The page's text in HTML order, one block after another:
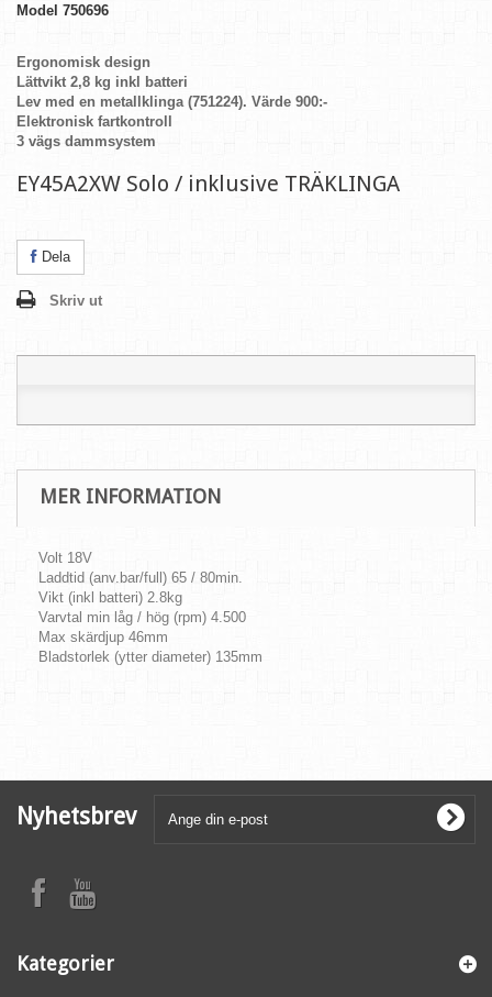
Model 750696
Ergonomisk design
Lättvikt 2,8 kg inkl batteri
Lev med en metallklinga (751224). Värde 900:-
Elektronisk fartkontroll
3 vägs dammsystem
EY45A2XW Solo / inklusive TRÄKLINGA
Dela
Skriv ut
MER INFORMATION
Volt 18V
Laddtid (anv.bar/full) 65 / 80min.
Vikt (inkl batteri) 2.8kg
Varvtal min låg / hög (rpm) 4.500
Max skärdjup 46mm
Bladstorlek (ytter diameter) 135mm
Nyhetsbrev
Kategorier